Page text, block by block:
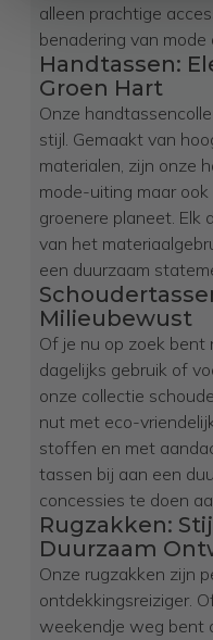
alleen prachtige
benadering van
Handtassen:
Groen Hart
Onze
stijl. Gemaakt van
materialen, zijn onze
mode-uiting maar
groenere planeet. Elk
van het
een duurzaam
Milieubewust
Of je nu op zoek bent
dagelijks gebruik of
onze collectie
nut met eco-
stoffen en met
tassen bij aan een
concessies te doen
Rugzakken:
Duurzaam
Onze rugzakken zijn
ontdekkingsreiziger.
weekendje weg bent